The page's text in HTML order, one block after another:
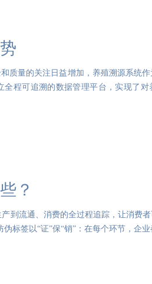
质量的关注日益增加，养殖溯源系统
程可追溯的数据管理平台，实现了对
？
到流通、消费的全过程追踪，让消费
标签以“证”保“销”：在每个环节，企